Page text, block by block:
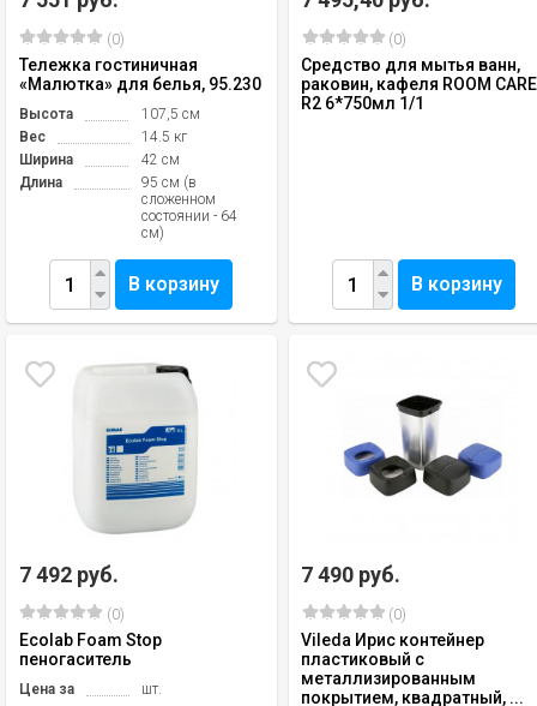
(0)
Тележка гостиничная
«Малютка» для белья, 95.230
Высота
107,5 см
Вес
14.5 кг
Ширина
42 см
Длина
95 см (в
сложенном
состоянии - 64
см)
В корзину
(0)
Средство для мытья ванн,
раковин, кафеля ROOM CARE
R2 6*750мл 1/1
В корзину
7 492 руб.
(0)
Ecolab Foam Stop
пеногаситель
Цена за
шт.
7 490 руб.
(0)
Vileda Ирис контейнер
пластиковый с
металлизированным
покрытием, квадратный, ...